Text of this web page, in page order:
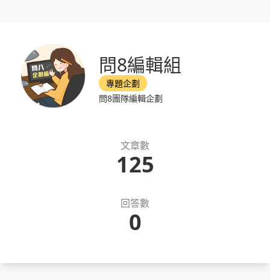
問8編輯組
專題企劃
問8團隊編輯企劃
文章數
125
回答數
0